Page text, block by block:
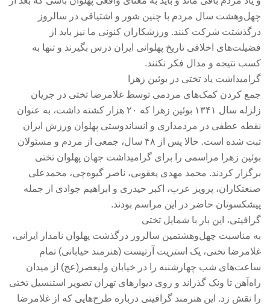
چهل‌وهشت سال مردم با چنین شور و اشتیاقی در سالروز
درگذشتت شرکت کنند. ورزشکاران کنونی ما نیز باید از
فضیلت‌های اخلاقی تاریخ پهلوانی ایران درس بگیرند و تنها به
کسب نتیجه و مدال فکر نکنند.
گرامیداشت یاد تختی در بوئین زهرا
جمع کردن کمک‌های مردمی توسط غلامرضا تختی در جریان
زلزله سال ۱۳۴۱ بوئین زهرا که ۲۰ هزار کشته داشت، به عنوان
نقطه عطفی در مردمداری و انساندوستی پهلوان ورزش ایران
ثبت شده است. حالا پس از ۴۸ سال، جمعی از مردم و مسئولان
بوئین زهرا مراسمی را برای گرامیداشت جهان پهلوان تختی
برگزار کردند. محمد مهدی یعقوبی، ناصر گیوه‌چی، محمدعلی
صنعتکاران، پرویز عرب، اکبر حیدری و ابراهیم جوادی از جمله
پیشکسوتان حاضر در این مراسم بودند.
گرافیتی، این بار با شمایل تختی
به مناسبت چهل‌وهشتمین سالروز درگذشت پهلوان نامدار ایرانی،
غلامرضا تختی، یک استریت آرتیست (هنرمند خیابانی) تمام
ساعت‌های شب چهارشنبه را در خیابان ولیعصر(عج) از میدان
راه‌آهن تا ونک گذراند و روی دیوارهای تهران تصویر استنسیل تختی
را نقش زد. این هنرمند گرافیتی درباره طرح‌هایی که از غلامرضا